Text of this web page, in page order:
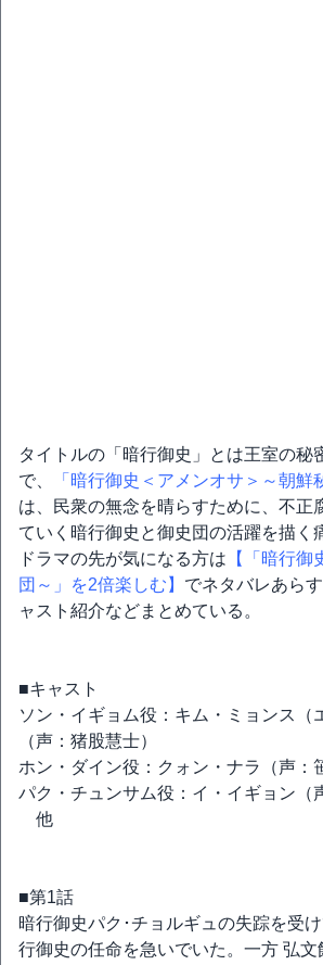
タイトルの「暗行御史」とは王室の秘
で、
「暗行御史＜アメンオサ＞～朝鮮
は、民衆の無念を晴らすために、不正
ていく暗行御史と御史団の活躍を描く
ドラマの先が気になる方は 【「暗行
団～」を2倍楽しむ】 でネタバレあら
ャスト紹介などまとめている。
■キャスト
ソン・イギョム役：キム・ミョンス（
（声：猪股慧士）
ホン・ダイン役：クォン・ナラ（声：
パク・チュンサム役：イ・イギョン（
他
■第1話
暗行御史パク･チョルギュの失踪を受
行御史の任命を急いでいた。一方 弘文